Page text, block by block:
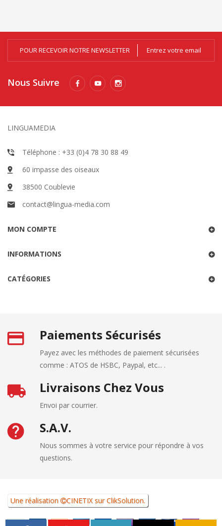
POUR RECEVOIR NOTRE NEWSLETTER
Nous Suivre
LINGUAMEDIA
Téléphone : +33 (0)4 78 30 88 49
60 impasse des oiseaux
38500 Coublevie
contact@lingua-media.com
MON COMPTE
INFORMATIONS
CATÉGORIES
Paiements Sécurisés
Payez avec les méthodes de paiement sécurisées
comme : ATOS de HSBC, Paypal, etc... .
Livraisons Chez Vous
Envoi par courrier.
S.A.V.
Nous sommes à votre service pour répondre à vos
questions.
Une réalisation CINETIX surClikSolution.